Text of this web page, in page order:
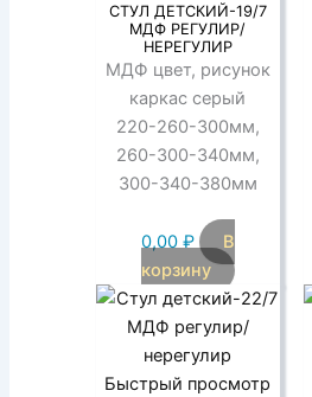
СТУЛ ДЕТСКИЙ-19/7
МДФ РЕГУЛИР/
НЕРЕГУЛИР
МДФ цвет, рисунок
каркас серый
220-260-300мм,
260-300-340мм,
300-340-380мм
0,00 ₽
В
корзину
Быстрый просмотр